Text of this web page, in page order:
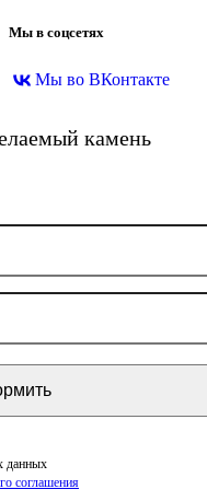
Мы в соцсетях
Мы во ВКонтакте
камень
данных
соглашения